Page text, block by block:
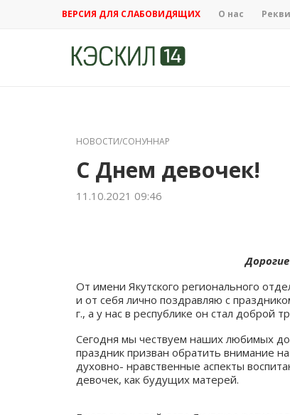
ВЕРСИЯ ДЛЯ СЛАБОВИДЯЩИХ О нас
НОВОСТИ/СОНУННАР
С Днем девочек!
11.10.2021 09:46
От имени Якутского регионального
и от себя лично поздравляю с
г., а у нас в республике он стал доброй
Сегодня мы чествуем наших любимых
праздник призван обратить внимание
духовно- нравственные аспекты
девочек, как будущих матерей.